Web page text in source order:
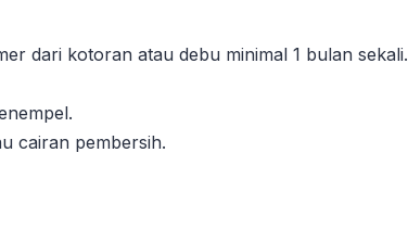
dari kotoran atau debu minimal 1 bulan sekali.
cairan pembersih.